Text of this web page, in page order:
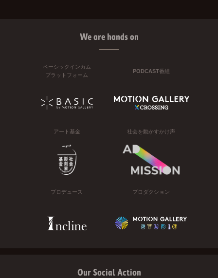
We are hands on
ベーシックインカム
プラットフォーム
PODCAST番組
アート基金 社会を動かすかけ声
プロデュース プロダクション
Our Social Action